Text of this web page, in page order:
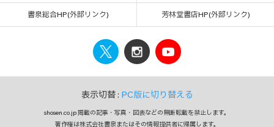
書泉総合HP(外部リンク) 芳林堂書店HP(外部リンク)
表示切替 : PC版に切り替える
shosen.co.jp 掲載の記事・写真・図表などの無断転載を禁止します。
著作権は株式会社書泉またはその情報提供者に帰属します。